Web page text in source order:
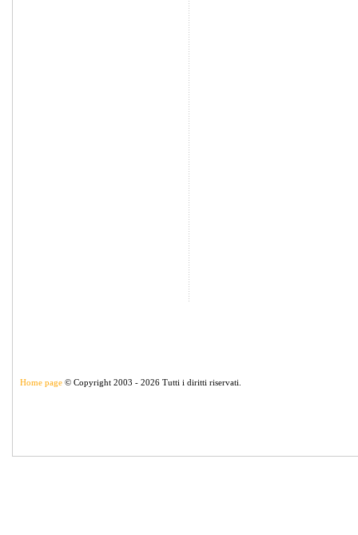
Home page © Copyright 2003 - 2026 Tutti i diritti riservati.